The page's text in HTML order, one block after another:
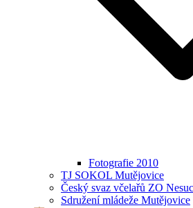
Fotografie 2010
TJ SOKOL Mutějovice
Český svaz včelařů ZO
Sdružení mládeže Mutějovice